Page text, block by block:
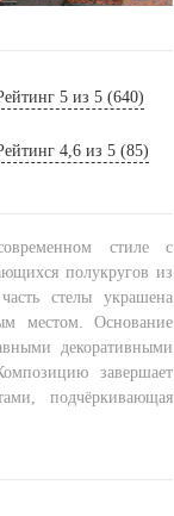
5 из 5 (640)
4,6 из 5 (85)
стиле с
полукругов из
стелы украшена
местом. Основание
декоративными
завершает
подчёркивающая